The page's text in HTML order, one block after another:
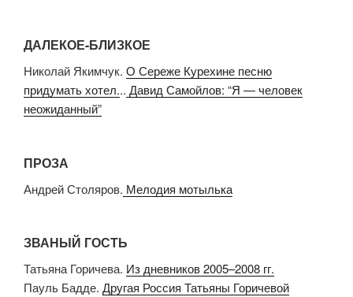
ДАЛЕКОЕ-БЛИЗКОЕ
Николай Якимчук. О Сереже Курехине песню
придумать хотел... Давид Самойлов: “Я — человек
неожиданный”
ПРОЗА
Андрей Столяров. Мелодия мотылька
ЗВАНЫЙ ГОСТЬ
Татьяна Горичева. Из дневников 2005–2008 гг.
Пауль Бадде. Другая Россия Татьяны Горичевой